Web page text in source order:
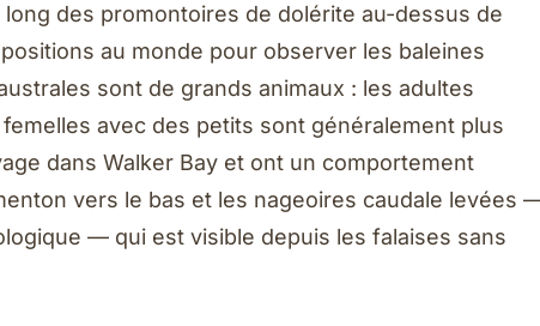
des promontoires de dolérite au-dessus de
au monde pour observer les baleines
sont de grands animaux : les adultes
avec des petits sont généralement plus
dans Walker Bay et ont un comportement
vers le bas et les nageoires caudale levées
— qui est visible depuis les falaises sans